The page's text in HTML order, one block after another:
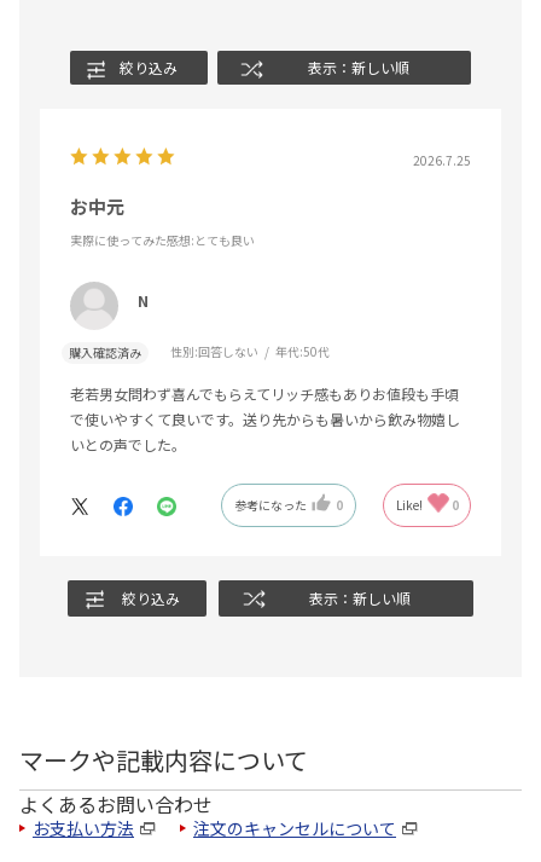
絞り込み 表示：新しい順
2026.7.25
お中元
実際に使ってみた感想:とても良い
N
購入確認済み 性別:回答しない 年代:50代
老若男女問わず喜んでもらえてリッチ感もありお値段も手頃
で使いやすくて良いです。送り先からも暑いから飲み物嬉し
いとの声でした。
参考になった 0 Like! 0
絞り込み 表示：新しい順
マークや記載内容について
よくあるお問い合わせ
お支払い方法 注文のキャンセルについて